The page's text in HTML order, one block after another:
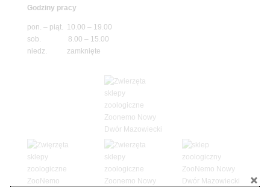
Godziny pracy
pon. – piąt. 10.00 – 19.00
sob. 8.00 – 15.00
niedz. zamknięte